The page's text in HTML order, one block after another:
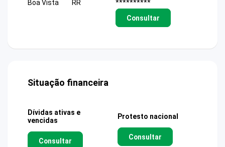
Boa Vista
RR
**********
Consultar
Situação financeira
Dívidas ativas e
vencidas
Consultar
Protesto nacional
Consultar